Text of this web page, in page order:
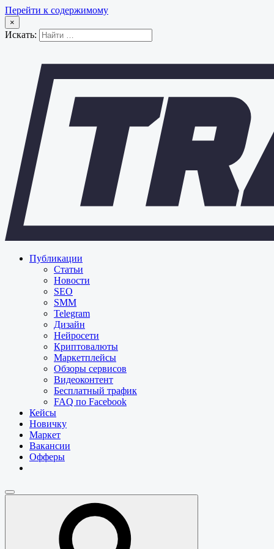
Перейти к содержимому
×
Искать:
Публикации
Статьи
Новости
SEO
SMM
Telegram
Дизайн
Нейросети
Криптовалюты
Маркетплейсы
Обзоры сервисов
Видеоконтент
Бесплатный трафик
FAQ по Facebook
Кейсы
Новичку
Маркет
Вакансии
Офферы